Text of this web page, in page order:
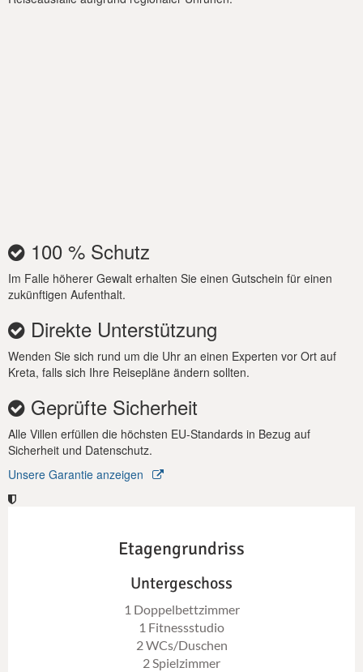
100 % Schutz
Im Falle höherer Gewalt erhalten Sie einen Gutschein für einen
zukünftigen Aufenthalt.
Direkte Unterstützung
Wenden Sie sich rund um die Uhr an einen Experten vor Ort auf
Kreta, falls sich Ihre Reisepläne ändern sollten.
Geprüfte Sicherheit
Alle Villen erfüllen die höchsten EU-Standards in Bezug auf
Sicherheit und Datenschutz.
Unsere Garantie anzeigen
Etagengrundriss
Untergeschoss
1 Doppelbettzimmer
1 Fitnessstudio
2 WCs/Duschen
2 Spielzimmer